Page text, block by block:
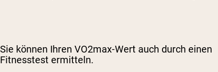
Sie können Ihren VO2max-Wert auch durch einen
Fitnesstest ermitteln.